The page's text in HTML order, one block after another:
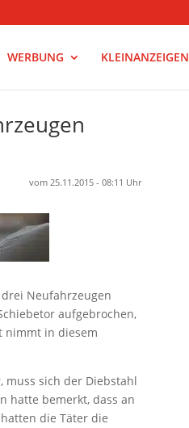
WERBUNG KLEINANZEIGEN
vom 25.11.2015 - 08:11 Uhr
Neufahrzeugen
aufgebrochen,
nimmt in diesem
muss sich der Diebstahl
hatte bemerkt, dass an
die Täter die